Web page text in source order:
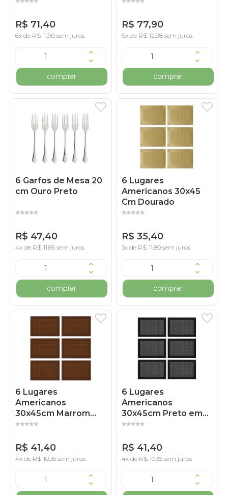
R$ 71,40
6x de R$ 11,90 sem juros
comprar
R$ 77,90
6x de R$ 12,98 sem juros
comprar
6 Garfos de Mesa 20
cm Ouro Preto
R$ 47,40
4x de R$ 11,85 sem juros
comprar
6 Lugares
Americanos 30x45
Cm Dourado
R$ 35,40
3x de R$ 11,80 sem juros
comprar
6 Lugares
Americanos
30x45cm Marrom
Poliéster
R$ 41,40
4x de R$ 10,35 sem juros
6 Lugares
Americanos
30x45cm Preto em
Poliéster
R$ 41,40
4x de R$ 10,35 sem juros